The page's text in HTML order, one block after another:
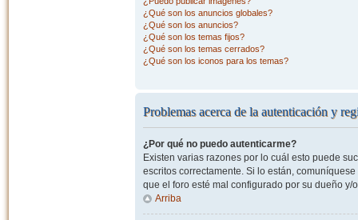
¿Qué son los anuncios globales?
¿Qué son los anuncios?
¿Qué son los temas fijos?
¿Qué son los temas cerrados?
¿Qué son los iconos para los temas?
Problemas acerca de la autenticación y
¿Por qué no puedo autenticarme?
Existen varias razones por lo cuál esto puede
escritos correctamente. Si lo están,
que el foro esté mal configurado por su dueño
Arriba